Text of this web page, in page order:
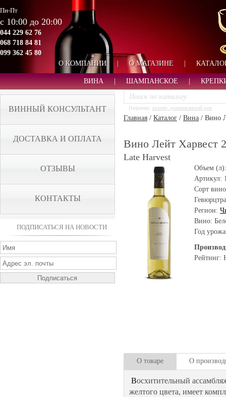
Пн-Пт
с 10:00 до 20:00
044 229 62 76
068 718 84 81
099 362 45 80
О КОМПАНИИ
| О МАГАЗИНЕ |
ВИНА ШАМПАНСКОЕ
ВИННЫЙ КОНСУЛЬТАНТ
ДОСТАВКА И ОПЛАТА
ОТЗЫВЫ
КОНТАКТЫ
ПОДПИСАТЬСЯ НА НОВОСТИ
Например: кьянти, доминиканский ром
Главная / Каталог / Вина / Вино
Вино Лейт Харвест
Late Harvest
Объем
Артикул:
Сорт
Регион:
Вино:
Год
Рейтинг:
О товаре О
Восхитительный
желтого цвета, имеет